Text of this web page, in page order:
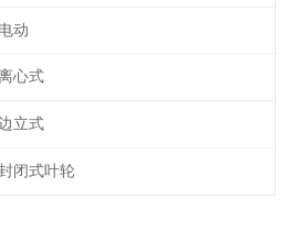
电动
心式
立式
闭式叶轮